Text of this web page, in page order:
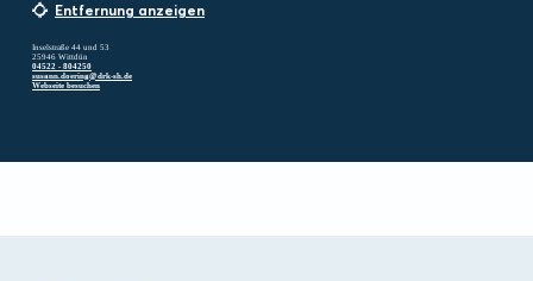
Entfernung anzeigen
Inselstraße 44 und 53
25946 Wittdün
04522 - 804250
susann.doering@drk-sh.de
Webseite besuchen